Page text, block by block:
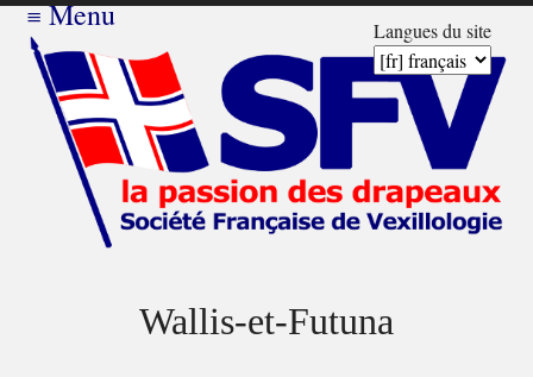
Langues du site
≡Menu
Wallis-et-Futuna